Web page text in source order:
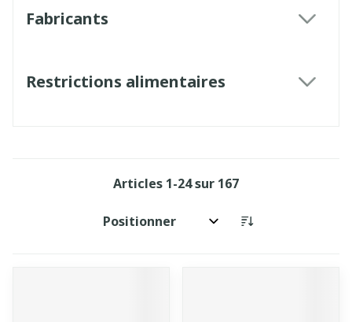
Fabricants
Restrictions alimentaires
Articles 1-24sur 167
Trier par: